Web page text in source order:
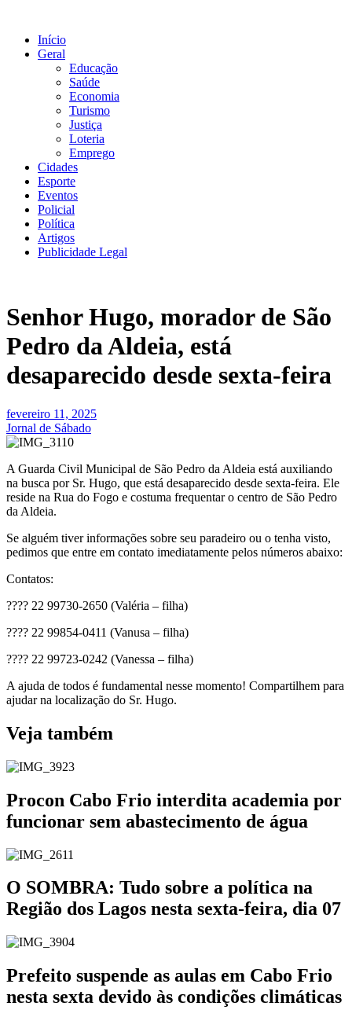
conteúdo
Início
Geral
Educação
Saúde
Economia
Turismo
Justiça
Loteria
Emprego
Cidades
Esporte
Eventos
Policial
Política
Artigos
Publicidade Legal
Senhor Hugo, morador de São
Pedro da Aldeia, está
desaparecido desde sexta-feira
fevereiro 11, 2025
Jornal de Sábado
A Guarda Civil Municipal de São Pedro da Aldeia está auxiliando
na busca por Sr. Hugo, que está desaparecido desde sexta-feira. Ele
reside na Rua do Fogo e costuma frequentar o centro de São Pedro
da Aldeia.
Se alguém tiver informações sobre seu paradeiro ou o tenha visto,
pedimos que entre em contato imediatamente pelos números abaixo:
Contatos:
???? 22 99730-2650 (Valéria – filha)
???? 22 99854-0411 (Vanusa – filha)
???? 22 99723-0242 (Vanessa – filha)
A ajuda de todos é fundamental nesse momento! Compartilhem para
ajudar na localização do Sr. Hugo.
Veja também
Procon Cabo Frio interdita academia por
funcionar sem abastecimento de água
O SOMBRA: Tudo sobre a política na
Região dos Lagos nesta sexta-feira, dia 07
Prefeito suspende as aulas em Cabo Frio
nesta sexta devido às condições climáticas